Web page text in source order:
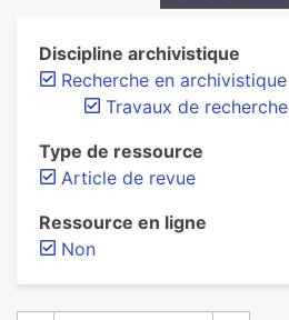
Discipline archivistique
Recherche en archivistique
Travaux de recherche
Type de ressource
Article de revue
Ressource en ligne
Non